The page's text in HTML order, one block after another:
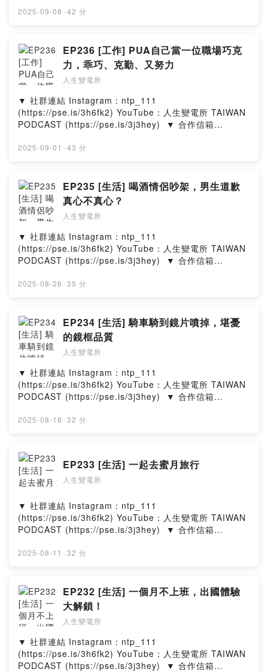
https://portaly.cc/NTP111
https://pse.is/3f3xx3
Hosting provided by SoundOn
文 ​ ▼ 在其他平台收聽人生變電所​
SoundOn
2025-09-08 · 42 分
EP236 [工作] PUA自己當一位職場巧克
力，乖巧、克勤、又努力
人生變電所
▼ 社群連結​ Instagram：ntp_111
(https://pse.is/3h6fk2)​ YouTube：人生變電所 TAIWAN
PODCAST (https://pse.is/3j3hey)​ ​ ▼ 合作信箱​
文 ​ ▼ 在其他平台收聽人生變電所​
SoundOn
2025-09-01 · 43 分
EP235 [生活] 喝酒情侶吵架，男生道歉
真心不真心？
人生變電所
▼ 社群連結​ Instagram：ntp_111
(https://pse.is/3h6fk2)​ YouTube：人生變電所 TAIWAN
PODCAST (https://pse.is/3j3hey)​ ​ ▼ 合作信箱​
文 ​ ▼ 在其他平台收聽人生變電所​
SoundOn
2025-08-26 · 35 分
EP234 [生活] 騎車騎到鏡片噴掉，堪憂
的鏡框品質
人生變電所
▼ 社群連結​ Instagram：ntp_111
(https://pse.is/3h6fk2)​ YouTube：人生變電所 TAIWAN
PODCAST (https://pse.is/3j3hey)​ ​ ▼ 合作信箱​
在其他平台收聽人生變電所​ https://allmy.bio/NTP111​ ​ ▼
2025-08-18 · 32 分
EP233 [生活] 一起去蜜月旅行
人生變電所
▼ 社群連結​ Instagram：ntp_111
(https://pse.is/3h6fk2)​ YouTube：人生變電所 TAIWAN
PODCAST (https://pse.is/3j3hey)​ ​ ▼ 合作信箱​
文 ​ ▼ 在其他平台收聽人生變電所​
SoundOn
2025-08-11 · 32 分
EP232 [生活] 一個月不上班，出國體驗
大解鎖！
人生變電所
▼ 社群連結​ Instagram：ntp_111
(https://pse.is/3h6fk2)​ YouTube：人生變電所 TAIWAN
PODCAST (https://pse.is/3j3hey)​ ​ ▼ 合作信箱​